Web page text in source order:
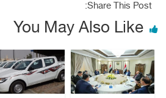
Share This Post:
You May Also Like